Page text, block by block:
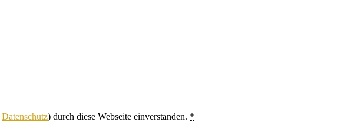
Datenschutz) durch diese Webseite einverstanden. *